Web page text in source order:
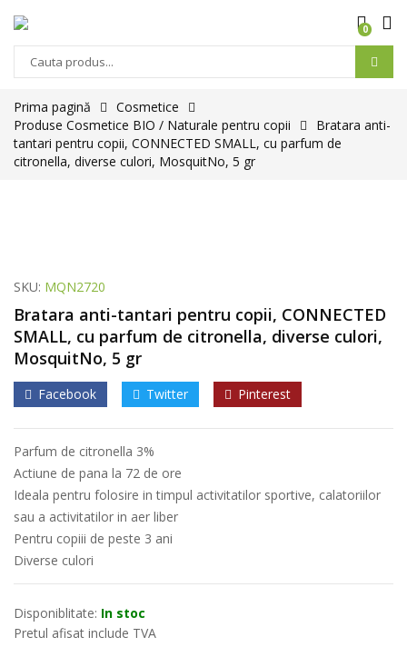
0
Prima pagină
Cosmetice
Produse Cosmetice BIO / Naturale pentru copii
Bratara anti-
tantari pentru copii, CONNECTED SMALL, cu parfum de
citronella, diverse culori, MosquitNo, 5 gr
SKU: MQN2720
Bratara anti-tantari pentru copii, CONNECTED
SMALL, cu parfum de citronella, diverse culori,
MosquitNo, 5 gr
Facebook Twitter Pinterest
Parfum de citronella 3%
Actiune de pana la 72 de ore
Ideala pentru folosire in timpul activitatilor sportive, calatoriilor
sau a activitatilor in aer liber
Pentru copiii de peste 3 ani
Diverse culori
Disponiblitate: In stoc
Pretul afisat include TVA